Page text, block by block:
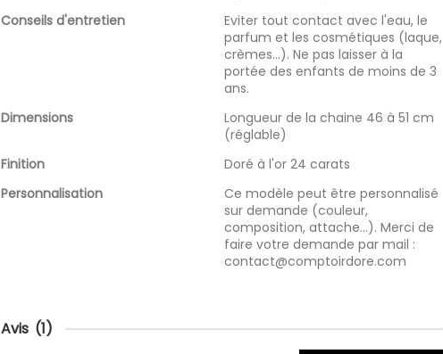
Conseils d'entretien
Eviter tout contact avec l'eau, le
parfum et les cosmétiques (laque,
crèmes...). Ne pas laisser à la
portée des enfants de moins de 3
ans.
Dimensions
Longueur de la chaine 46 à 51 cm
(réglable)
Finition
Doré à l'or 24 carats
Personnalisation
Ce modèle peut être personnalisé
sur demande (couleur,
composition, attache...). Merci de
faire votre demande par mail :
contact@comptoirdore.com
Avis (1)